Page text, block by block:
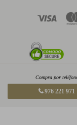
Compra por
976 221 971